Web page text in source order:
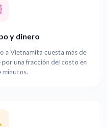
y dinero
a Vietnamita cuesta más de
una fracción del costo en
minutos.